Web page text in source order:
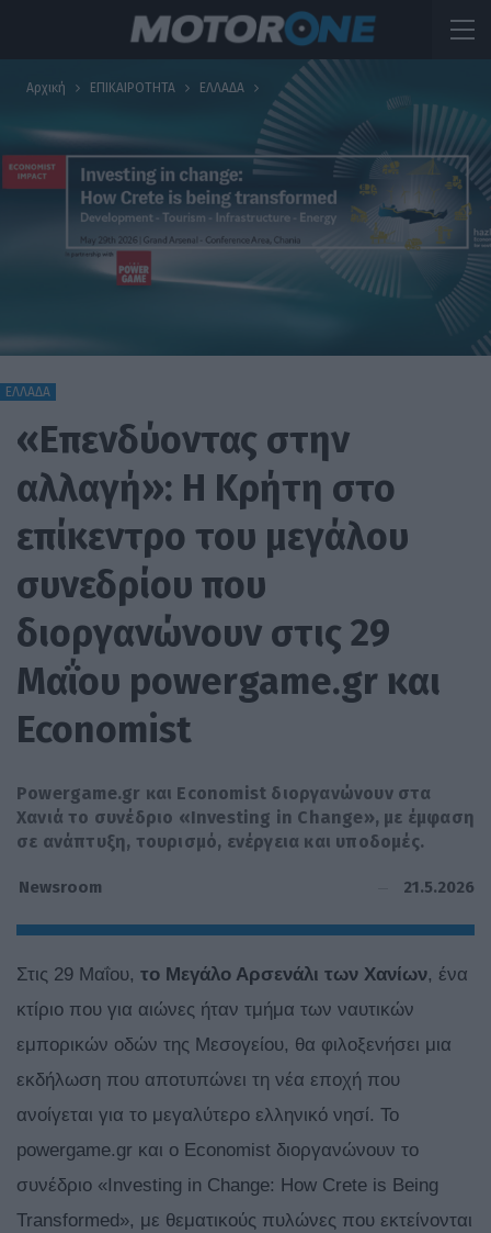
Αρχική ΕΠΙΚΑΙΡΟΤΗΤΑ ΕΛΛΑΔΑ
ΕΛΛΑΔΑ
«Επενδύοντας στην
αλλαγή»: Η Κρήτη στο
επίκεντρο του μεγάλου
συνεδρίου που
διοργανώνουν στις 29
Μαΐου powergame.gr και
Economist
Powergame.gr και Economist διοργανώνουν στα
Χανιά το συνέδριο «Investing in Change», με έμφαση
σε ανάπτυξη, τουρισμό, ενέργεια και υποδομές.
Newsroom 21.5.2026
Στις 29 Μαΐου, το Μεγάλο Αρσενάλι των Χανίων, ένα
κτίριο που για αιώνες ήταν τμήμα των ναυτικών
εμπορικών οδών της Μεσογείου, θα φιλοξενήσει μια
εκδήλωση που αποτυπώνει τη νέα εποχή που
ανοίγεται για το μεγαλύτερο ελληνικό νησί. Το
powergame.gr και ο Economist διοργανώνουν το
συνέδριο «Investing in Change: How Crete is Being
Transformed», με θεματικούς πυλώνες που εκτείνονται